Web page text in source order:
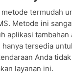
metode termudah
Metode ini
aplikasi
hanya tersedia
Anda
layanan ini.